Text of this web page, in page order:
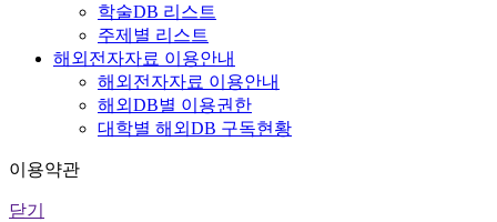
학술DB 리스트
주제별 리스트
해외전자자료 이용안내
해외전자자료 이용안내
해외DB별 이용권한
대학별 해외DB 구독현황
이용약관
닫기